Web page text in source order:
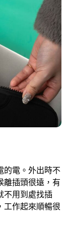
的電。外出時不
離插頭很遠，有
不用到處找插
工作起來順暢很